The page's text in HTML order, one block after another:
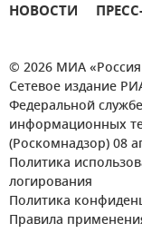
НОВОСТИ
© 2026 МИА «Россия
Сетевое издание
Федеральной
информационных
(Роскомнадзор) 08
Политика
логирования
Политика
Правила